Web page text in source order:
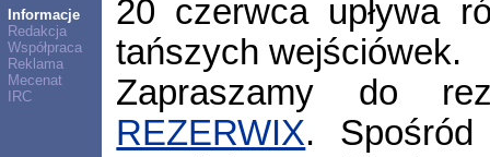
Informacje
Redakcja
Współpraca
Reklama
Mecenat
IRC
20 czerwca upływa
tańszych wejściówek.
Zapraszamy do
REZERWIX.